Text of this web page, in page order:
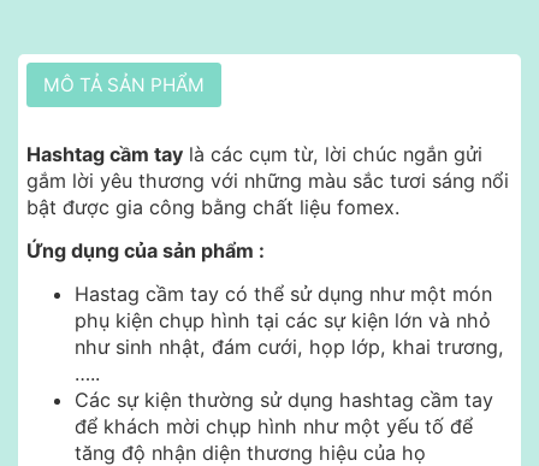
MÔ TẢ SẢN PHẨM
Hashtag cầm tay là các cụm từ, lời chúc ngắn gửi
gắm lời yêu thương với những màu sắc tươi sáng nổi
bật được gia công bằng chất liệu fomex.
Ứng dụng của sản phẩm :
Hastag cầm tay có thể sử dụng như một món
phụ kiện chụp hình tại các sự kiện lớn và nhỏ
như sinh nhật, đám cưới, họp lớp, khai trương,
…..
Các sự kiện thường sử dụng hashtag cầm tay
để khách mời chụp hình như một yếu tố để
tăng độ nhận diện thương hiệu của họ